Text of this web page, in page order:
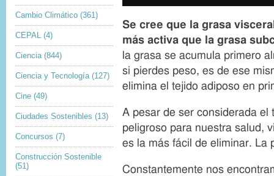
Cambio Climático (361)
CEPAL (4)
Ciencia (844)
Ciencia y Tecnología (127)
Cine (49)
Ciudades Sostenibles (13)
Concursos (7)
Construcción Sostenible
(51)
g
c
a
t
o
n
Se cree que la grasa
más activa que la grasa
la grasa se acumula primero
si pierdes peso, es de ese
elimina el tejido adiposo en
A pesar de ser considerada el
peligroso para nuestra salud,
es la más fácil de eliminar. La
Constantemente nos